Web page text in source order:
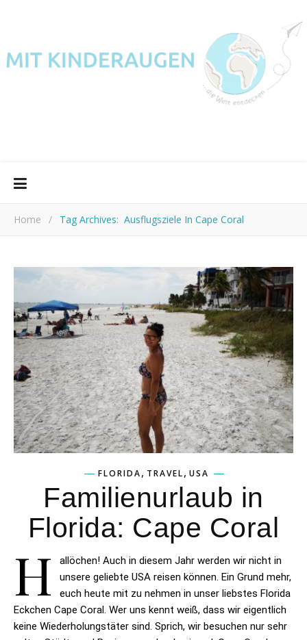
Home / Tag Archives: Ausflugsziele In Cape Coral
FLORIDA, TRAVEL, USA
Familienurlaub in
Florida: Cape Coral
H
allöchen! Auch in diesem Jahr werden wir nicht in
unsere geliebte USA reisen können. Ein Grund mehr,
euch heute mit zu nehmen in unser liebstes Florida
Eckchen Cape Coral. Wer uns kennt weiß, dass wir eigentlich
keine Wiederholungstäter sind. Sprich, wir besuchen nur sehr